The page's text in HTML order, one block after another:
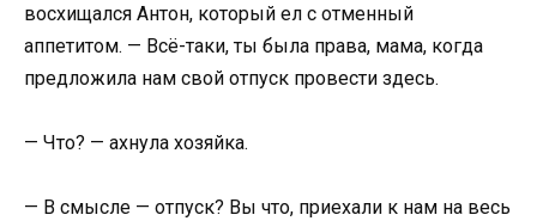
восхищался Антон, который ел с отменный
аппетитом. — Всё-таки, ты была права, мама, когда
предложила нам свой отпуск провести здесь.
— Что? — ахнула хозяйка.
— В смысле — отпуск? Вы что, приехали к нам на весь